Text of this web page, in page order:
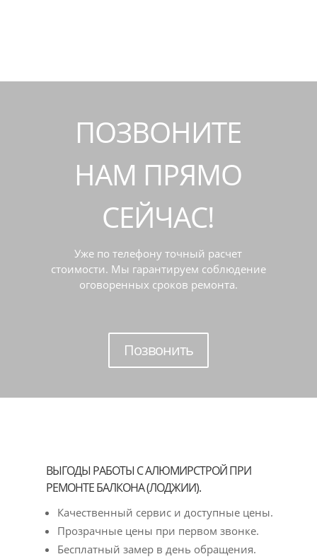
ПОЗВОНИТЕ
НАМ ПРЯМО
СЕЙЧАС!
Уже по телефону точный расчет
стоимости. Мы гарантируем соблюдение
оговоренных сроков ремонта.
Позвонить
ВЫГОДЫ РАБОТЫ С АЛЮМИРСТРОЙ ПРИ
РЕМОНТЕ БАЛКОНА (ЛОДЖИИ).
Качественный сервис и доступные цены.
Прозрачные цены при первом звонке.
Бесплатный замер в день обращения.